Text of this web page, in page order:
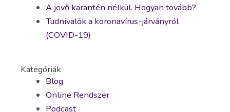
A jövő karantén nélkül. Hogyan tovább?
Tudnivalók a koronavírus-járványról
(COVID-19)
Kategóriák
Blog
Online Rendszer
Podcast